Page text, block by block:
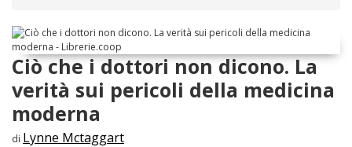
Ciò che i dottori non dicono. La
verità sui pericoli della medicina
moderna
di Lynne Mctaggart